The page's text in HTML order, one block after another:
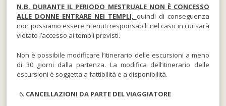
N.B. DURANTE IL PERIODO MESTRUALE NON È CONCESSO
ALLE DONNE ENTRARE NEI TEMPLI, quindi di conseguenza
non possiamo essere ritenuti responsabili nel caso in cui sarà
vietato l’accesso ai templi previsti.
Non è possibile modificare l’itinerario delle escursioni a meno
di 30 giorni dalla partenza. La modifica dell’itinerario delle
escursioni è soggetta a fattibilità e a disponibilità.
CANCELLAZIONI DA PARTE DEL VIAGGIATORE